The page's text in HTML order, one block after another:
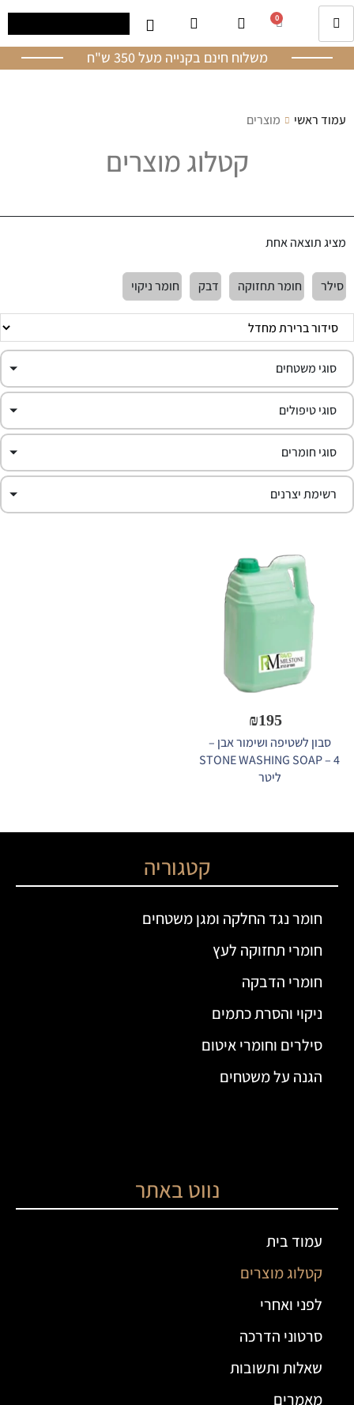
0
משלוח חינם בקנייה מעל 350 ש"ח
עמוד ראשי מוצרים
קטלוג מוצרים
מציג תוצאה אחת
סילר חומר תחזוקה דבק חומר ניקוי
סוגי משטחים
סוגי טיפולים
סוגי חומרים
רשימת יצרנים
₪195
סבון לשטיפה ושימור אבן –
STONE WASHING SOAP – 4
ליטר
קטגוריה
חומר נגד החלקה ומגן משטחים
חומרי תחזוקה לעץ
חומרי הדבקה
ניקוי והסרת כתמים
סילרים וחומרי איטום
הגנה על משטחים
נווט באתר
עמוד בית
קטלוג מוצרים
לפני ואחרי
סרטוני הדרכה
שאלות ותשובות
מאמרים